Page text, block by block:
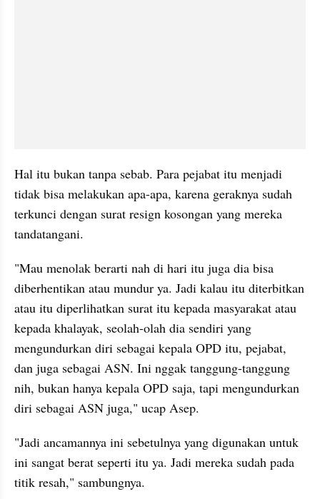
Hal itu bukan tanpa sebab. Para pejabat itu menjadi
tidak bisa melakukan apa-apa, karena geraknya sudah
terkunci dengan surat resign kosongan yang mereka
tandatangani.
"Mau menolak berarti nah di hari itu juga dia bisa
diberhentikan atau mundur ya. Jadi kalau itu diterbitkan
atau itu diperlihatkan surat itu kepada masyarakat atau
kepada khalayak, seolah-olah dia sendiri yang
mengundurkan diri sebagai kepala OPD itu, pejabat,
dan juga sebagai ASN. Ini nggak tanggung-tanggung
nih, bukan hanya kepala OPD saja, tapi mengundurkan
diri sebagai ASN juga," ucap Asep.
"Jadi ancamannya ini sebetulnya yang digunakan untuk
ini sangat berat seperti itu ya. Jadi mereka sudah pada
titik resah," sambungnya.